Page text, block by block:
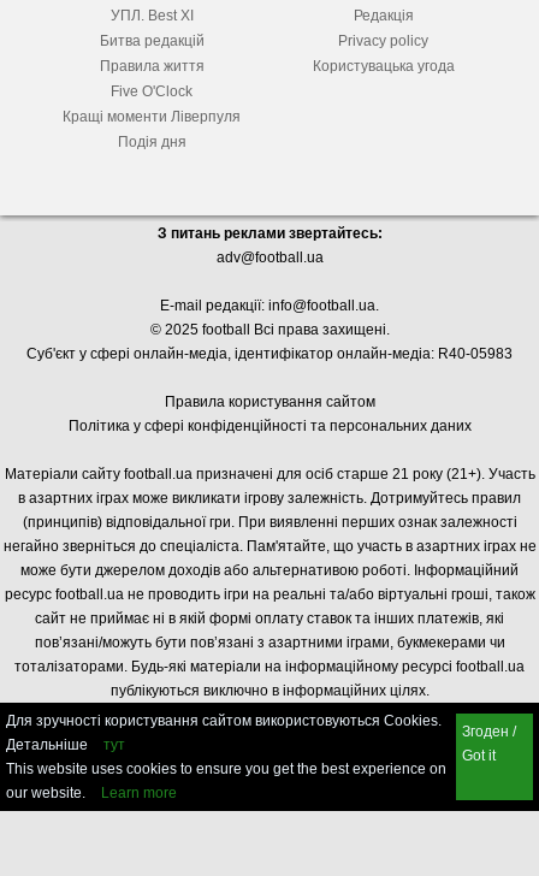
УПЛ. Best XІ
Битва редакцій
Правила життя
Five O'Clock
Кращі моменти Ліверпуля
Подія дня
Редакція
Privacy policy
Користувацька угода
З питань реклами звертайтесь:
adv@football.ua
E-mail редакції: info@football.ua.
© 2025 football Всі права захищені.
Суб'єкт у сфері онлайн-медіа, ідентифікатор онлайн-медіа: R40-05983
Правила користування сайтом
Політика у сфері конфіденційності та персональних даних
Матеріали сайту football.ua призначені для осіб старше 21 року (21+). Участь
в азартних іграх може викликати ігрову залежність. Дотримуйтесь правил
(принципів) відповідальної гри. При виявленні перших ознак залежності
негайно зверніться до спеціаліста. Пам'ятайте, що участь в азартних іграх не
може бути джерелом доходів або альтернативою роботі. Інформаційний
ресурс football.ua не проводить ігри на реальні та/або віртуальні гроші, також
сайт не приймає ні в якій формі оплату ставок та інших платежів, які
пов’язані/можуть бути пов’язані з азартними іграми, букмекерами чи
тоталізаторами. Будь-які матеріали на інформаційному ресурсі football.ua
публікуються виключно в інформаційних цілях.
Для зручності користування сайтом використовуються Cookies.
Детальніше
тут
This website uses cookies to ensure you get the best experience on
our website.
Learn more
Згоден /
Got it